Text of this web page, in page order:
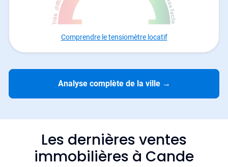
Comprendre le tensiomètre locatif
Analyse complète de la ville →
Les dernières ventes
immobilières à Cande